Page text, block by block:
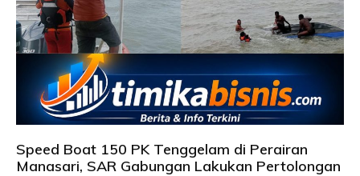
Speed Boat 150 PK Tenggelam di Perairan
Manasari, SAR Gabungan Lakukan Pertolongan